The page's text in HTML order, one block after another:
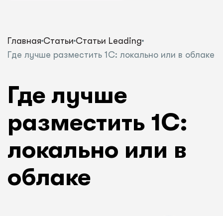
Главная Статьи Статьи Leading
Где лучше разместить 1С: локально или в облаке
Где лучше
разместить 1С:
локально или в
облаке